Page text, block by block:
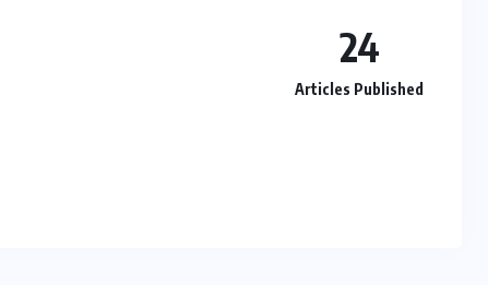
24
Articles Published